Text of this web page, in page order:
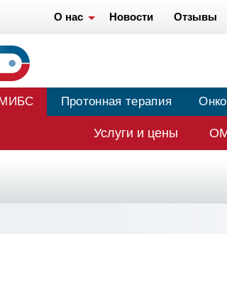
О нас Новости Отзывы
Протонная терапия
Услуги и цены